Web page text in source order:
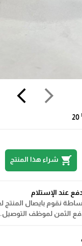
arrow_forward_ios
arrow_back_ios
20
shopping_cart شراء هذا المنتج
عند الإستلام
نقوم بايصال المنتج
الثمن لموظف التوصيل.